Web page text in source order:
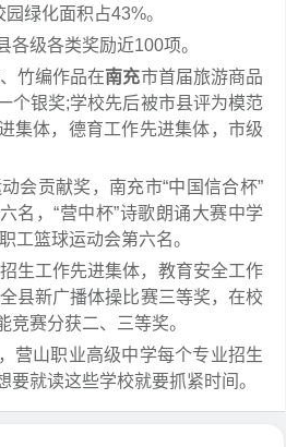
绿化面积占43%。
各级各类奖励近100项。
竹编作品在南充市首届旅游商品
个银奖;学校先后被市县评为模范
集体，德育工作先进集体，市级
会贡献奖，南充市“中国信合杯”
名，“营中杯”诗歌朗诵大赛中学
工篮球运动会第六名。
生工作先进集体，教育安全工作
县新广播体操比赛三等奖，在校
竞赛分获二、三等奖。
营山职业高级中学每个专业招生
要就读这些学校就要抓紧时间。